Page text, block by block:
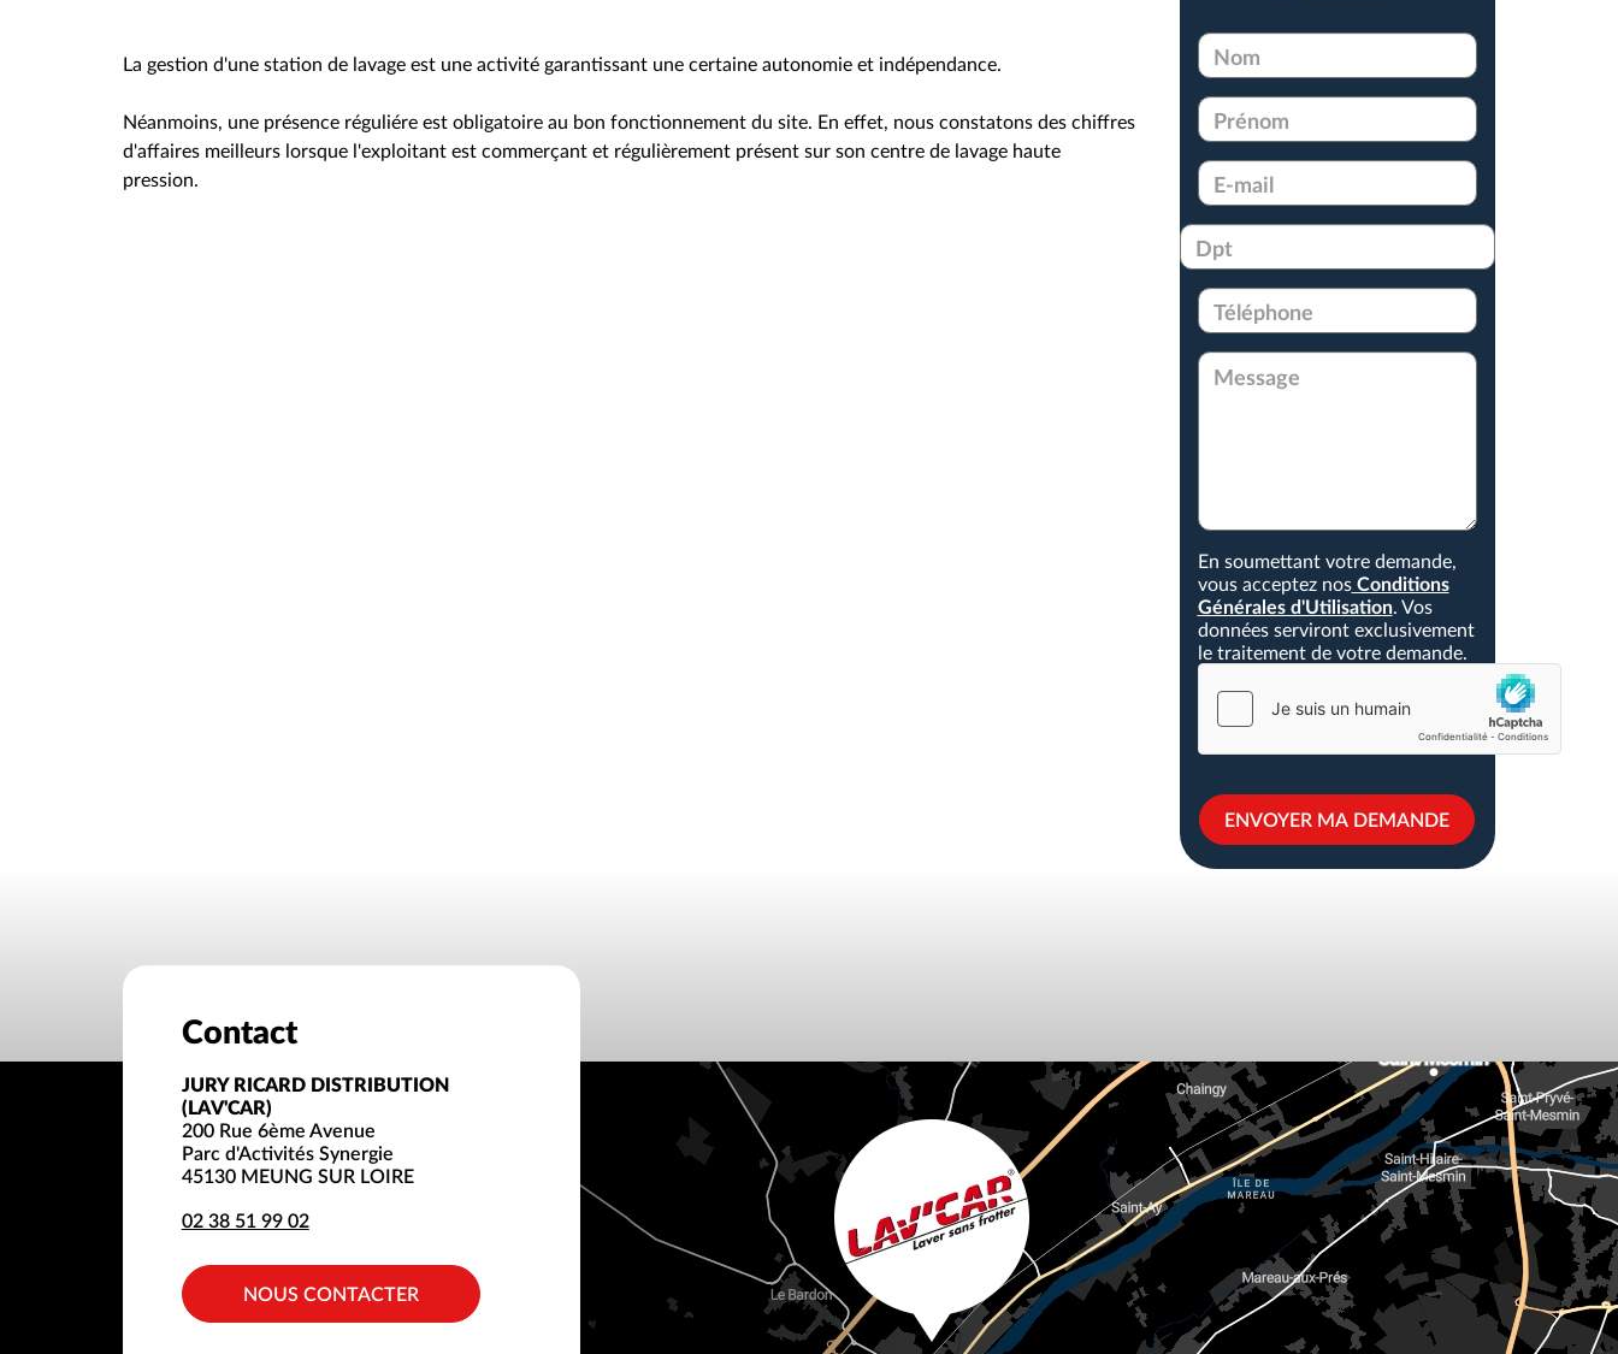
La gestion d'une station de lavage est une activité garantissant une certaine autonomie et indépendance.
Néanmoins, une présence réguliére est obligatoire au bon fonctionnement du site. En effet, nous constatons des chiffres
d'affaires meilleurs lorsque l'exploitant est commerçant et régulièrement présent sur son centre de lavage haute
pression.
Nom
*
Prénom
*
E-
mail
*
Dpt
Téléphone
*
*
En soumettant votre demande,
vous acceptez nosConditions
Générales d'Utilisation. Vos
données serviront exclusivement
le traitement de votre demande.
ENVOYER MA DEMANDE
Contact
JURY RICARD DISTRIBUTION
(LAV'CAR)
200 Rue 6ème Avenue
Parc d'Activités Synergie
45130 MEUNG SUR LOIRE
02 38 51 99 02
NOUS CONTACTER